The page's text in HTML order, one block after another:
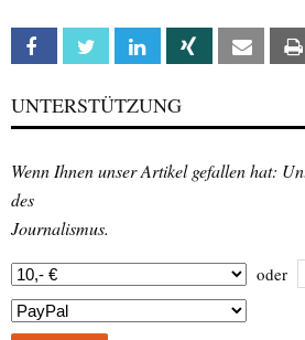
Facebook Twitter Linkedin Xing Email
UNTERSTÜTZUNG
Wenn Ihnen unser Artikel gefallen hat:
des
Journalismus.
oder